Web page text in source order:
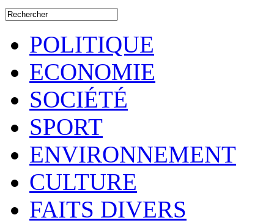
POLITIQUE
ECONOMIE
SOCIÉTÉ
SPORT
ENVIRONNEMENT
CULTURE
FAITS DIVERS